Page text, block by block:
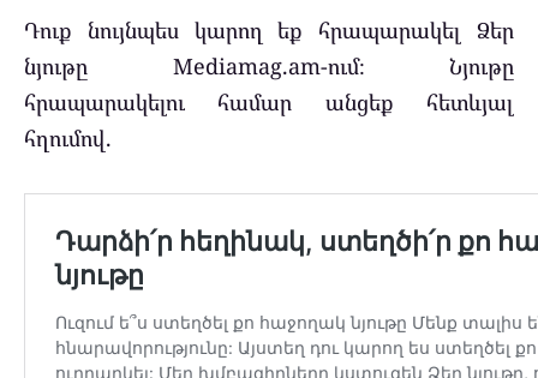
Դուք նույնպես կարող եք հրապարակել Ձեր
նյութը Mediamag.am-ում։ Նյութը
հրապարակելու համար անցեք հետևյալ
հղումով.